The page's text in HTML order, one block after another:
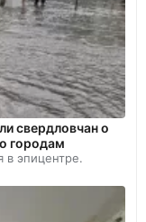
свердловчан о
городам
в эпицентре.